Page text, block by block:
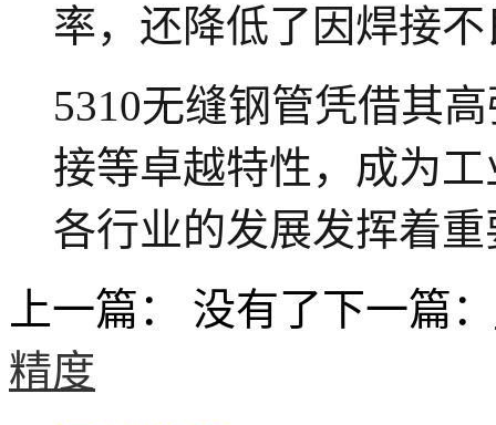
率，还降低了因焊接
5310无缝钢管凭借其
接等卓越特性，成为
各行业的发展发挥着
上一篇： 没有了下一篇：
精度